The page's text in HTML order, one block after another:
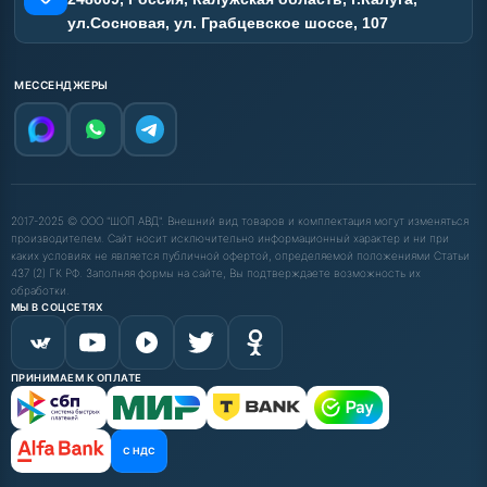
ул.Сосновая, ул. Грабцевское шоссе, 107
МЕССЕНДЖЕРЫ
2017-2025 © ООО "ШОП АВД". Внешний вид товаров и комплектация могут изменяться
производителем. Сайт носит исключительно информационный характер и ни при
каких условиях не является публичной офертой, определяемой положениями Статьи
437 (2) ГК РФ. Заполняя формы на сайте, Вы подтверждаете возможность их
обработки.
МЫ В СОЦСЕТЯХ
ПРИНИМАЕМ К ОПЛАТЕ
С НДС